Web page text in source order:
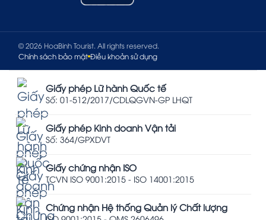
© 2026 HoaBinh Tourist. All rights reserved.
Chính sách bảo mật Điều khoản sử dụng
Giấy phép Lữ hành Quốc tế
Số: 01-512/2017/CDLQGVN-GP LHQT
Giấy phép Kinh doanh Vận tải
Số: 364/GPXDVT
Giấy chứng nhận ISO
TCVN ISO 9001:2015 - ISO 14001:2015
Chứng nhận Hệ thống Quản lý Chất lượng